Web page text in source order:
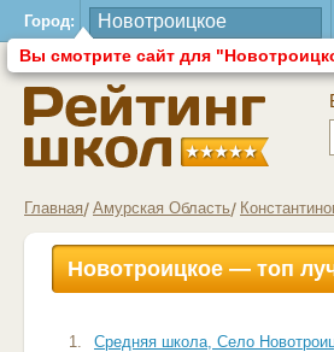
Город:
Вы смотрите сайт для
Главная Амурская Область
Новотроицкое — топ
1.
Средняя школа, Село